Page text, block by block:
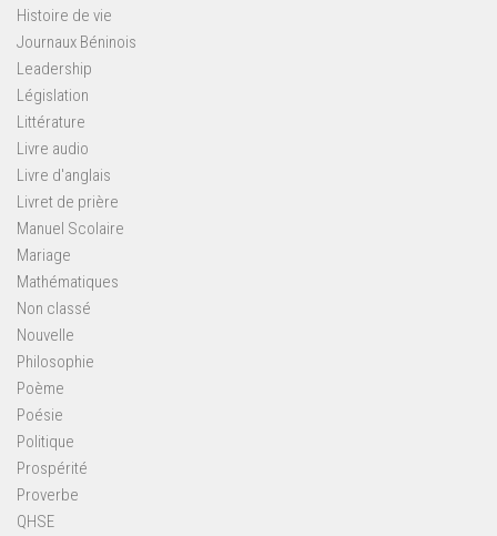
Histoire de vie
Journaux Béninois
Leadership
Législation
Littérature
Livre audio
Livre d'anglais
Livret de prière
Manuel Scolaire
Mariage
Mathématiques
Non classé
Nouvelle
Philosophie
Poème
Poésie
Politique
Prospérité
Proverbe
QHSE